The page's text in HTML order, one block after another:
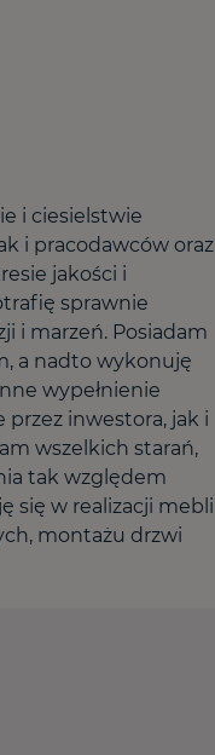
i ciesielstwie
i pracodawców oraz
jakości i
sprawnie
i marzeń. Posiadam
a nadto wykonuję
wypełnienie
inwestora, jak i
wszelkich starań,
tak względem
się w realizacji mebli
montażu drzwi